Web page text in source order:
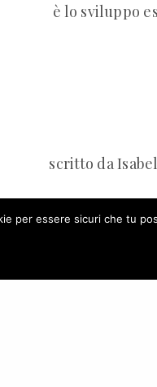
è lo sviluppo
scritto da
giappone/
per essere sicuri che tu